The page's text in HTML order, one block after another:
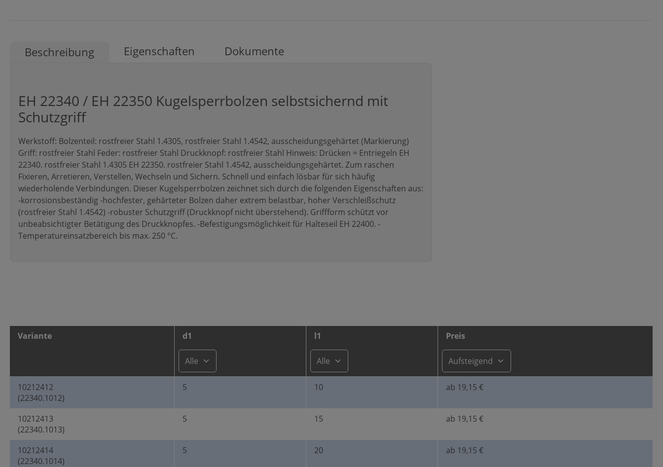
Beschreibung Eigenschaften Dokumente
EH 22340 / EH 22350 Kugelsperrbolzen selbstsichernd mit
Schutzgriff
Werkstoff: Bolzenteil: rostfreier Stahl 1.4305, rostfreier Stahl 1.4542, ausscheidungsgehärtet (Markierung)
Griff: rostfreier Stahl Feder: rostfreier Stahl Druckknopf: rostfreier Stahl Hinweis: Drücken = Entriegeln EH
22340. rostfreier Stahl 1.4305 EH 22350. rostfreier Stahl 1.4542, ausscheidungsgehärtet. Zum raschen
Fixieren, Arretieren, Verstellen, Wechseln und Sichern. Schnell und einfach lösbar für sich häufig
wiederholende Verbindungen. Dieser Kugelsperrbolzen zeichnet sich durch die folgenden Eigenschaften aus:
-korrosionsbeständig -hochfester, gehärteter Bolzen daher extrem belastbar, hoher Verschleißschutz
(rostfreier Stahl 1.4542) -robuster Schutzgriff (Druckknopf nicht überstehend). Griffform schützt vor
unbeabsichtigter Betätigung des Druckknopfes. -Befestigungsmöglichkeit für Halteseil EH 22400. -
Temperatureinsatzbereich bis max. 250 °C.
Variante d1 l1 Preis
10212412
(22340.1012)
5 10 ab 19,15 €
10212413
(22340.1013)
5 15 ab 19,15 €
10212414
(22340.1014)
5 20 ab 19,15 €